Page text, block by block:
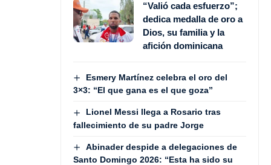
“Valió cada esfuerzo”;
dedica medalla de oro a
Dios, su familia y la
afición dominicana
Esmery Martínez celebra el oro del
3×3: “El que gana es el que goza”
Lionel Messi llega a Rosario tras
fallecimiento de su padre Jorge
Abinader despide a delegaciones de
Santo Domingo 2026: “Esta ha sido su